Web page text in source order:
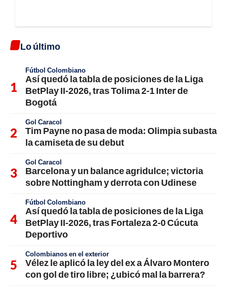
Lo último
Fútbol Colombiano
Así quedó la tabla de posiciones de la Liga
BetPlay II-2026, tras Tolima 2-1 Inter de
Bogotá
Gol Caracol
Tim Payne no pasa de moda: Olimpia subasta
la camiseta de su debut
Gol Caracol
Barcelona y un balance agridulce; victoria
sobre Nottingham y derrota con Udinese
Fútbol Colombiano
Así quedó la tabla de posiciones de la Liga
BetPlay II-2026, tras Fortaleza 2-0 Cúcuta
Deportivo
Colombianos en el exterior
Vélez le aplicó la ley del ex a Álvaro Montero
con gol de tiro libre; ¿ubicó mal la barrera?